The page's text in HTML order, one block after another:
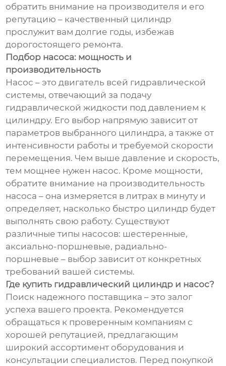
обратить внимание на производителя и его
репутацию – качественный цилиндр
прослужит вам долгие годы, избежав
дорогостоящего ремонта.
Подбор насоса: мощность и
производительность
Насос – это двигатель всей гидравлической
системы, отвечающий за подачу
гидравлической жидкости под давлением к
цилиндру. Его выбор напрямую зависит от
параметров выбранного цилиндра, а также от
интенсивности работы и требуемой скорости
перемещения. Чем выше давление и скорость,
тем мощнее нужен насос. Кроме мощности,
обратите внимание на производительность
насоса – она измеряется в литрах в минуту и
определяет, насколько быстро цилиндр будет
выполнять свою работу. Существуют
различные типы насосов: шестеренные,
аксиально-поршневые, радиально-
поршневые – выбор зависит от конкретных
требований вашей системы.
Где купить гидравлический цилиндр и насос?
Поиск надежного поставщика – это залог
успеха вашего проекта. Рекомендуется
обращаться к проверенным компаниям с
хорошей репутацией, предлагающим
широкий ассортимент оборудования и
консультации специалистов. Перед покупкой